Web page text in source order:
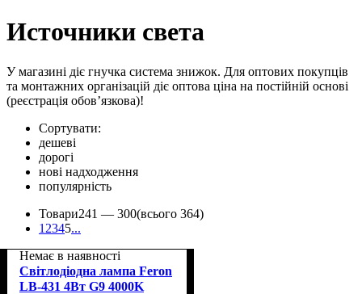
Источники света
У магазині діє гнучка система знижок. Для оптових покупців
та монтажних організацій діє оптова ціна на постійній основі
(реєстрація обов’язкова)!
Сортувати:
дешеві
дорогі
нові надходження
популярність
Товари241 — 300(всього 364)
1 2345...
Немає в наявності
Світлодіодна лампа Feron
LB-431 4Вт G9 4000K